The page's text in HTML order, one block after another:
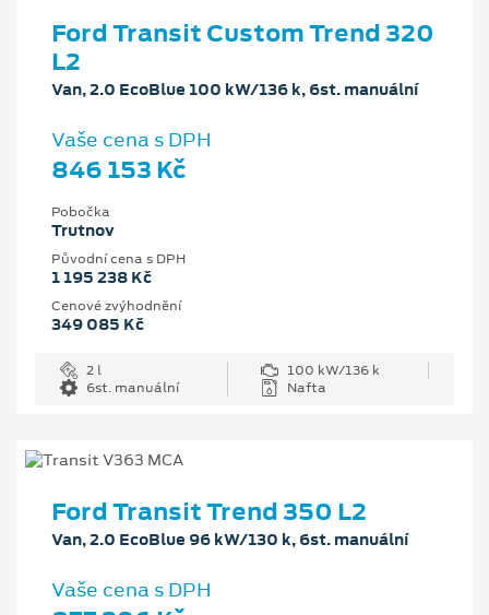
Ford Transit Custom Trend 320
L2
Van, 2.0 EcoBlue 100 kW/136 k, 6st. manuální
Vaše cena s DPH
846 153 Kč
Pobočka
Trutnov
Původní cena s DPH
1 195 238 Kč
Cenové zvýhodnění
349 085 Kč
2 l
100 kW/136 k
6st. manuální
Nafta
Ford Transit Trend 350 L2
Van, 2.0 EcoBlue 96 kW/130 k, 6st. manuální
Vaše cena s DPH